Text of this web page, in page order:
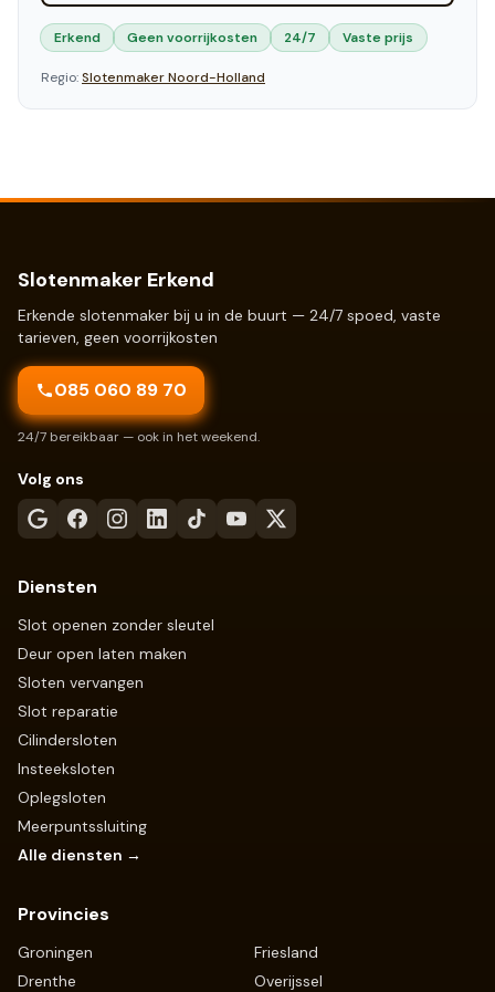
Erkend Geen voorrijkosten 24/7 Vaste prijs
Regio:SlotenmakerNoord-Holland
Slotenmaker Erkend
Erkende slotenmaker bij u in de buurt — 24/7 spoed, vaste
tarieven, geen voorrijkosten
085 060 89 70
24/7 bereikbaar — ook in het weekend.
Volg ons
Diensten
Slot openen zonder sleutel
Deur open laten maken
Sloten vervangen
Slot reparatie
Cilindersloten
Insteeksloten
Oplegsloten
Meerpuntssluiting
Alle diensten →
Provincies
Groningen
Friesland
Drenthe
Overijssel